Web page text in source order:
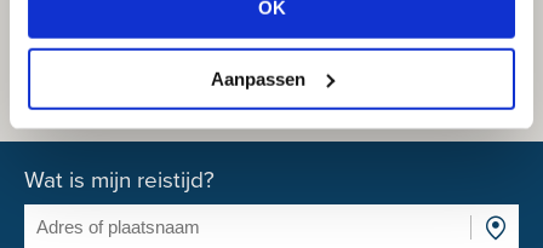
OK
Aanpassen
Wat is mijn reistijd?